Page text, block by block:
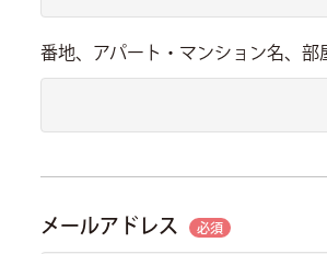
番地、アパート・マンション名、部
メールアドレス 必須